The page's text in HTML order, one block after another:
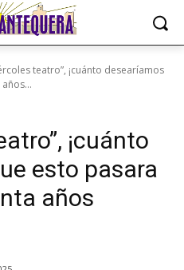
teatro”, ¡cuánto desearíamos
¡cuánto
esto pasara
años